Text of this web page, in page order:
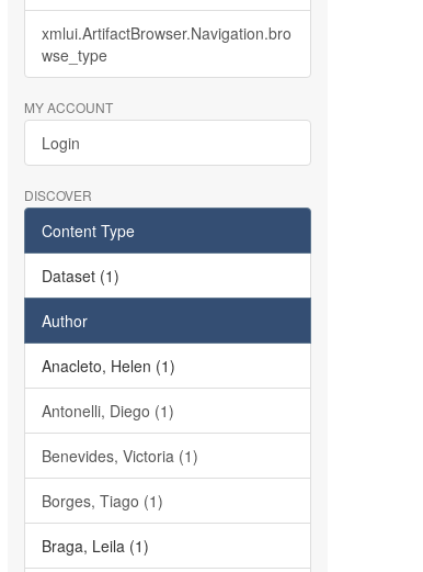
xmlui.ArtifactBrowser.Navigation.bro
wse_type
MY ACCOUNT
Login
DISCOVER
Content Type
Dataset (1)
Author
Anacleto, Helen (1)
Antonelli, Diego (1)
Benevides, Victoria (1)
Borges, Tiago (1)
Braga, Leila (1)